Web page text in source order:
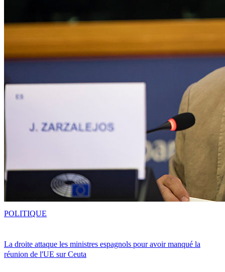
La droite attaque les ministres espagnols pour avoir manqué la
réunion de l'UE sur Ceuta
POLITIQUE